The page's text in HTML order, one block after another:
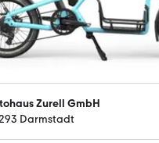
Zurell GmbH
Darmstadt